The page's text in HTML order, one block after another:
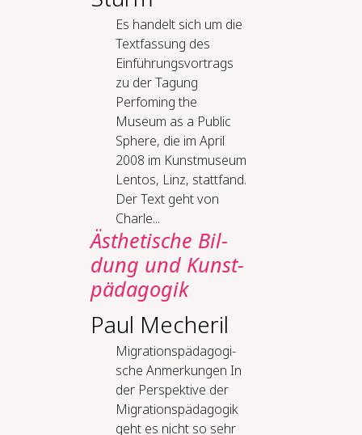
Es handelt sich um die
Textfassung des
Einführungsvortrags
zu der Tagung
Perfoming the
Museum as a Public
Sphere, die im April
2008 im Kunstmuseum
Lentos, Linz, stattfand.
Der Text geht von
Charle...
Äs­the­ti­sche Bil­
dung und Kunst­
päd­ago­gik
Paul Mecheril
Mi­gra­ti­ons­päd­ago­gi­
sche An­mer­kun­gen In
der Perspektive der
Migrationspädagogik
geht es nicht so sehr